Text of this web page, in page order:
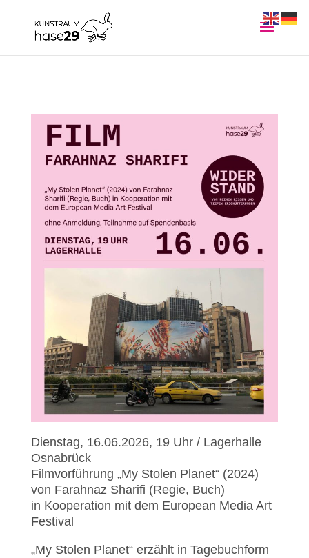
Dienstag, 16.06.2026, 19 Uhr / Lagerhalle
Osnabrück
Filmvorführung „My Stolen Planet“ (2024)
von Farahnaz Sharifi (Regie, Buch)
in Kooperation mit dem European Media Art
Festival
„My Stolen Planet“ erzählt in Tagebuchform